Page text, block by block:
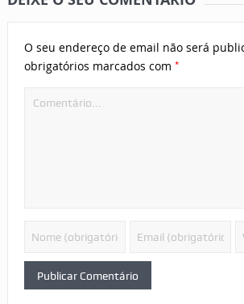
O seu endereço de email não será
obrigatórios marcados com *